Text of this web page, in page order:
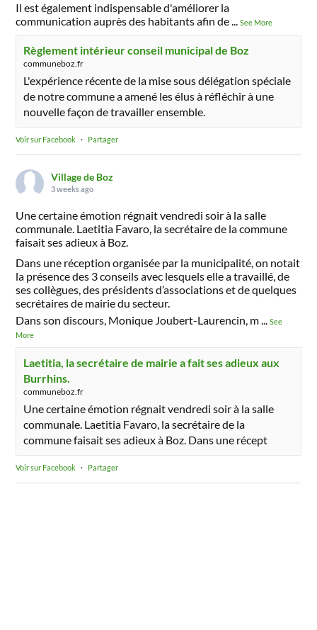
Il est également indispensable d'améliorer la
communication auprès des habitants afin de...See More
Règlement intérieur conseil municipal de Boz
communeboz.fr
L'expérience récente de la mise sous délégation spéciale
de notre commune a amené les élus à réfléchir à une
nouvelle façon de travailler ensemble.
Voir sur Facebook · Partager
Village de Boz
3 weeks ago
Une certaine émotion régnait vendredi soir à la salle
communale. Laetitia Favaro, la secrétaire de la commune
faisait ses adieux à Boz.
Dans une réception organisée par la municipalité, on notait
la présence des 3 conseils avec lesquels elle a travaillé, de
ses collègues, des présidents d’associations et de quelques
secrétaires de mairie du secteur.
Dans son discours, Monique Joubert-Laurencin, m...See
More
Laetitia, la secrétaire de mairie a fait ses adieux aux
Burrhins.
communeboz.fr
Une certaine émotion régnait vendredi soir à la salle
communale. Laetitia Favaro, la secrétaire de la
commune faisait ses adieux à Boz. Dans une récept
Voir sur Facebook · Partager